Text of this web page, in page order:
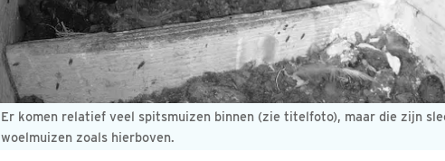
Er komen relatief veel spitsmuizen binnen (zie titelfoto), maar die zijn
woelmuizen zoals hierboven.